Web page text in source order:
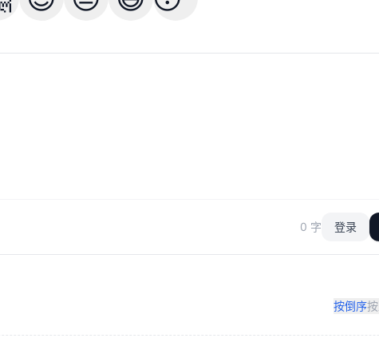
0 字 登录
按倒序